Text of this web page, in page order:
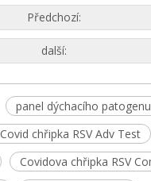
Předchozí:
další:
panel dýchacího patogenu
Covid chřipka RSV Adv Test
Covidova chřipka RSV